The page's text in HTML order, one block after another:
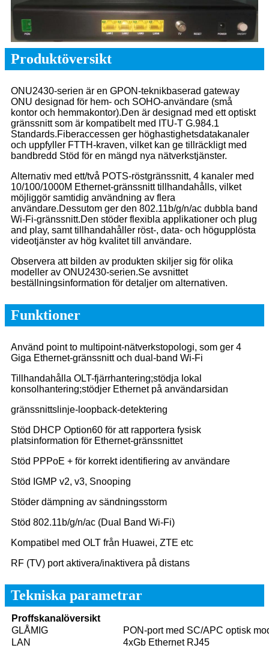
Produktöversikt
ONU2430-serien är en GPON-teknikbaserad gateway
ONU designad för hem- och SOHO-användare (små
kontor och hemmakontor).Den är designad med ett optiskt
gränssnitt som är kompatibelt med ITU-T G.984.1
Standards.Fiberaccessen ger höghastighetsdatakanaler
och uppfyller FTTH-kraven, vilket kan ge tillräckligt med
bandbredd Stöd för en mängd nya nätverkstjänster.
Alternativ med ett/två POTS-röstgränssnitt, 4 kanaler med
10/100/1000M Ethernet-gränssnitt tillhandahålls, vilket
möjliggör samtidig användning av flera
användare.Dessutom ger den 802.11b/g/n/ac dubbla band
Wi-Fi-gränssnitt.Den stöder flexibla applikationer och plug
and play, samt tillhandahåller röst-, data- och högupplösta
videotjänster av hög kvalitet till användare.
Observera att bilden av produkten skiljer sig för olika
modeller av ONU2430-serien.Se avsnittet
beställningsinformation för detaljer om alternativen.
Funktioner
Använd point to multipoint-nätverkstopologi, som ger 4
Giga Ethernet-gränssnitt och dual-band Wi-Fi
Tillhandahålla OLT-fjärrhantering;stödja lokal
konsolhantering;stödjer Ethernet på användarsidan
gränssnittslinje-loopback-detektering
Stöd DHCP Option60 för att rapportera fysisk
platsinformation för Ethernet-gränssnittet
Stöd PPPoE + för korrekt identifiering av användare
Stöd IGMP v2, v3, Snooping
Stöder dämpning av sändningsstorm
Stöd 802.11b/g/n/ac (Dual Band Wi-Fi)
Kompatibel med OLT från Huawei, ZTE etc
RF (TV) port aktivera/inaktivera på distans
Tekniska parametrar
Proffskanalöversikt
GLÅMIG
PON-port med SC/APC optisk
LAN
4xGb Ethernet RJ45